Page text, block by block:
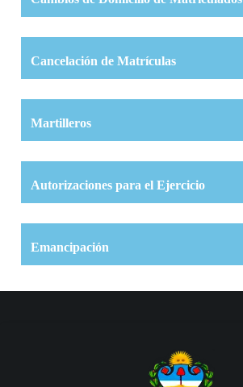
Cancelación de Matrículas
Martilleros
Autorizaciones para el Ejercicio
Emancipación